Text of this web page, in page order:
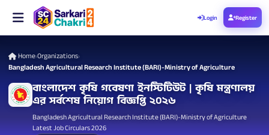
Login Register
Home›Organizations›
Bangladesh Agricultural Research Institute (BARI)-Ministry of Agriculture
বাংলাদেশ কৃষি গবেষণা ইনস্টিটিউট | কৃষি মন্ত্রণালয়
এর সর্বশেষ নিয়োগ বিজ্ঞপ্তি ২০২৬
Bangladesh Agricultural Research Institute (BARI)-Ministry of Agriculture
Latest Job Circulars 2026